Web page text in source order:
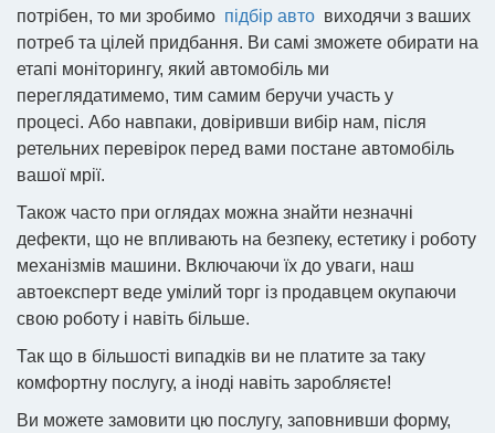
потрібен, то ми зробимо підбір авто виходячи з ваших
потреб та цілей придбання. Ви самі зможете обирати на
етапі моніторингу, який автомобіль ми
переглядатимемо, тим самим беручи участь у
процесі. Або навпаки, довіривши вибір нам, після
ретельних перевірок перед вами постане автомобіль
вашої мрії.
Також часто при оглядах можна знайти незначні
дефекти, що не впливають на безпеку, естетику і роботу
механізмів машини. Включаючи їх до уваги, наш
автоексперт веде умілий торг із продавцем окупаючи
свою роботу і навіть більше.
Так що в більшості випадків ви не платите за таку
комфортну послугу, а іноді навіть заробляєте!
Ви можете замовити цю послугу, заповнивши форму,